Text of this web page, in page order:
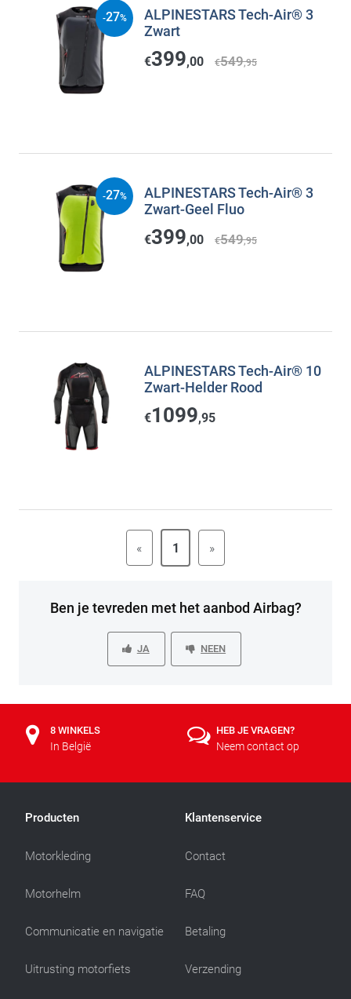
ALPINESTARS Tech-Air® 3
Zwart
€399,00 €549,95
-27%
ALPINESTARS Tech-Air® 3
Zwart-Geel Fluo
€399,00 €549,95
-27%
ALPINESTARS Tech-Air® 10
Zwart-Helder Rood
€1099,95
« 1 »
Ben je tevreden met het aanbod Airbag?
JA NEEN
8 WINKELS
In België
HEB JE VRAGEN?
Neem contact op
Producten
Motorkleding
Motorhelm
Communicatie en navigatie
Uitrusting motorfiets
Klantenservice
Contact
FAQ
Betaling
Verzending